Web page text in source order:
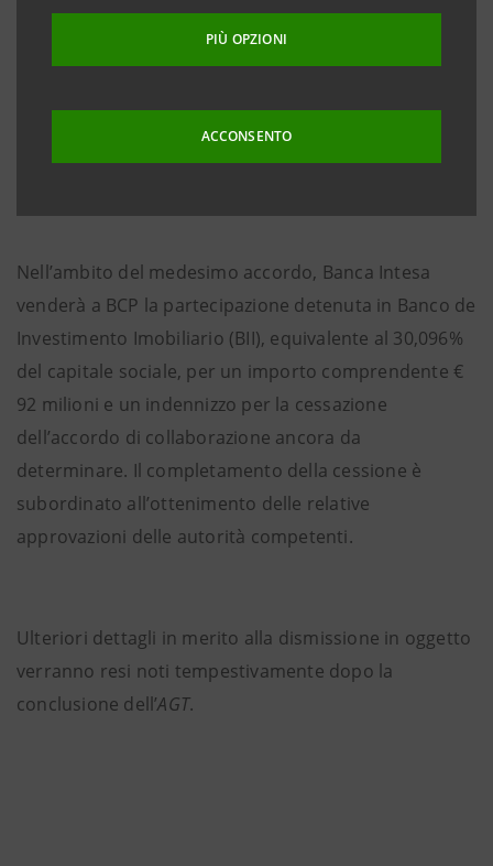
PIÙ OPZIONI
ACCONSENTO
Accelerated Global Tender ) organizzata da Merrill
Lynch, rivolta ai mercati internazionali, da avviarsi e
presumibilmente concludersi nella giornata odierna.
Con il successo del collocamento, a Banca Intesa non
residueranno azioni di BCP da vendere.
Nell’ambito del medesimo accordo, Banca Intesa
venderà a BCP la partecipazione detenuta in Banco de
Investimento Imobiliario (BII), equivalente al 30,096%
del capitale sociale, per un importo comprendente €
92 milioni e un indennizzo per la cessazione
dell’accordo di collaborazione ancora da
determinare. Il completamento della cessione è
subordinato all’ottenimento delle relative
approvazioni delle autorità competenti.
Ulteriori dettagli in merito alla dismissione in oggetto
verranno resi noti tempestivamente dopo la
conclusione dell’AGT.